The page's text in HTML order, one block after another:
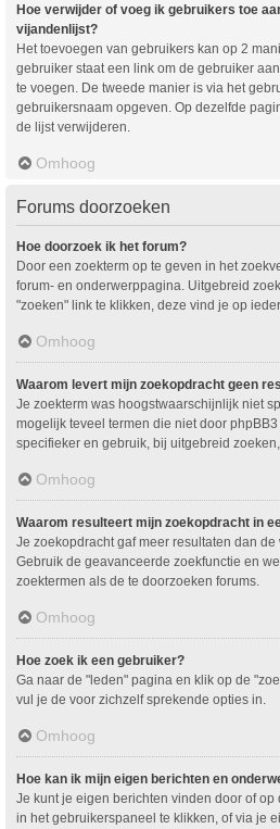
Hoe verwijder of voeg ik gebruikers toe
vijandenlijst?
Het toevoegen van gebruikers kan op 2
gebruiker staat een link om de gebruiker
te voegen. De tweede manier is via het
gebruikersnaam opgeven. Op dezelfde
de lijst verwijderen.
Omhoog
Forums doorzoeken
Hoe doorzoek ik het forum?
Door een zoekterm op te geven in het
forum- en onderwerppagina. Uitgebreid
"zoeken" link te klikken, deze vind je op
Omhoog
Waarom levert mijn zoekopdracht geen
Je zoekterm was hoogstwaarschijnlijk niet
mogelijk teveel termen die niet door
specifieker en gebruik, bij uitgebreid
Omhoog
Waarom resulteert mijn zoekopdracht in
Je zoekopdracht gaf meer resultaten dan de
Gebruik de geavanceerde zoekfunctie en
zoektermen als de te doorzoeken forums.
Omhoog
Hoe zoek ik een gebruiker?
Ga naar de "leden" pagina en klik op de
vul je de voor zichzelf sprekende opties in.
Omhoog
Hoe kan ik mijn eigen berichten en
Je kunt je eigen berichten vinden door of
in het gebruikerspaneel te klikken, of via je